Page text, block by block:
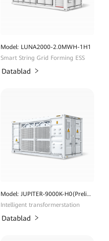
Model: LUNA2000-2.0MWH-1H1
Smart String Grid Forming ESS
Datablad
Model: JUPITER-9000K-H0(Preliminary)
Intelligent transformerstation
Datablad